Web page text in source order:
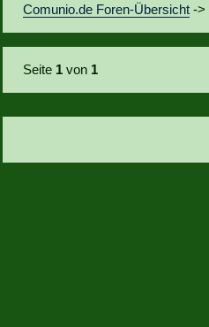
Comunio.de Foren-Übersicht ->
Seite 1 von 1